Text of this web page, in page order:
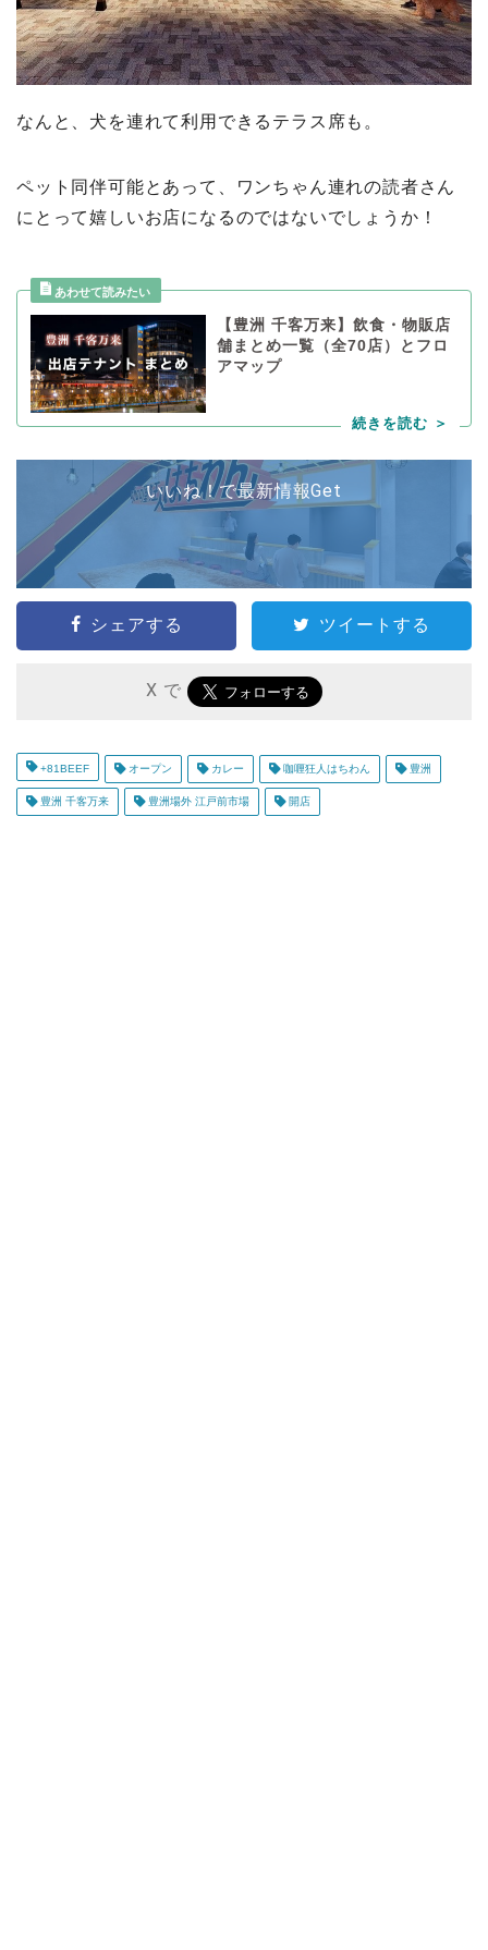
なんと、犬を連れて利用できるテラス席も。
ペット同伴可能とあって、ワンちゃん連れの読者さん
にとって嬉しいお店になるのではないでしょうか！
【豊洲 千客万来】飲食・物販店
舗まとめ一覧（全70店）とフロ
アマップ
いいね！で最新情報Get
シェアする ツイートする
X で
+81BEEF オープン カレー 咖喱狂人はちわん 豊洲
豊洲 千客万来 豊洲場外 江戸前市場 開店